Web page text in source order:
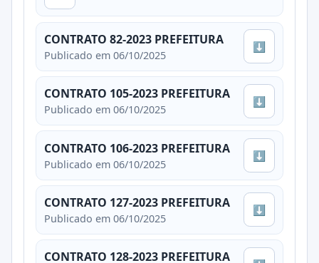
CONTRATO 82-2023 PREFEITURA
Publicado em 06/10/2025
⬇
CONTRATO 105-2023 PREFEITURA
Publicado em 06/10/2025
⬇
CONTRATO 106-2023 PREFEITURA
Publicado em 06/10/2025
⬇
CONTRATO 127-2023 PREFEITURA
Publicado em 06/10/2025
⬇
CONTRATO 128-2023 PREFEITURA